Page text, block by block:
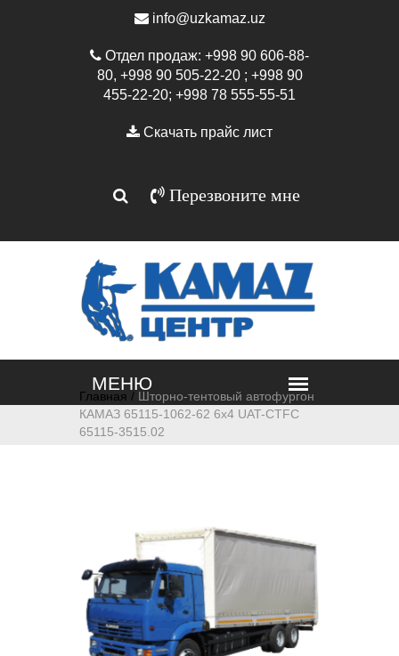
info@uzkamaz.uz
Отдел продаж: +998 90 606-88-
80, +998 90 505-22-20 ; +998 90
455-22-20; +998 78 555-55-51
Скачать прайс лист
Перезвоните мне
Главная / Шторно-тентовый автофургон
КАМАЗ 65115-1062-62 6х4 UAT-CTFC
65115-3515.02